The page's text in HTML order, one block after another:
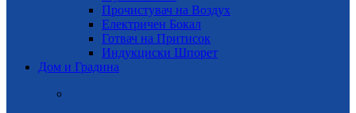
Прочистувач на Воздух
Електричен Бокал
Готвач на Притисок
Индукциски Шпорет
Дом и Градина